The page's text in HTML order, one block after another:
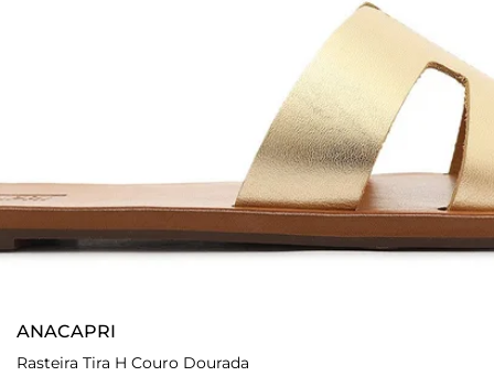
ANACAPRI
Rasteira Tira H Couro Dourada